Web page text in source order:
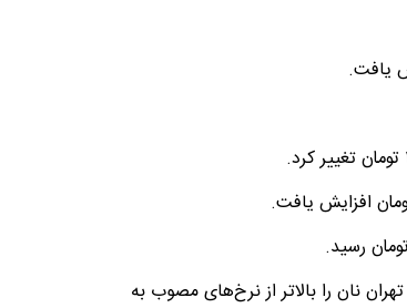
نان را بالاتر از نرخ‌های مصوب به